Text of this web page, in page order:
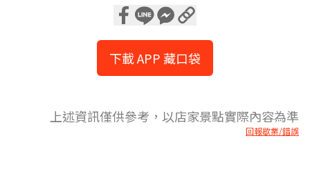
下載 APP 藏口袋
上述資訊僅供參考，以店家景點實際內容為準
回報歇業/錯誤